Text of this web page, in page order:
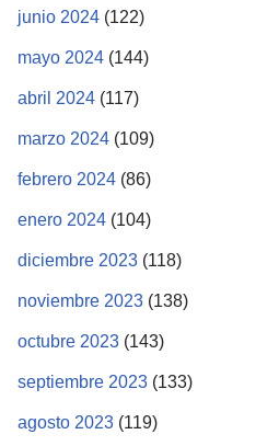
junio 2024 (122)
mayo 2024 (144)
abril 2024 (117)
marzo 2024 (109)
febrero 2024 (86)
enero 2024 (104)
diciembre 2023 (118)
noviembre 2023 (138)
octubre 2023 (143)
septiembre 2023 (133)
agosto 2023 (119)